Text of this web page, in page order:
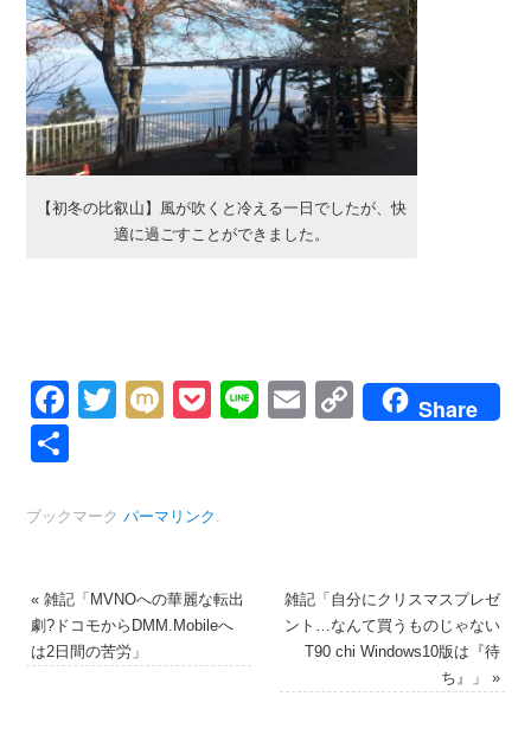
【初冬の比叡山】風が吹くと冷える一日でしたが、快
適に過ごすことができました。
Facebook
Twitter
MixiPocket
LineEmail
CopyShare
共
ブックマーク パーマリンク
«雑記「MVNOへの華麗な転出
劇?ドコモからDMM.Mobileへ
は2日間の苦労」
雑記「自分にクリスマスプレゼ
ント…なんて買うものじゃない
T90 chi Windows10版は『待
ち』」»